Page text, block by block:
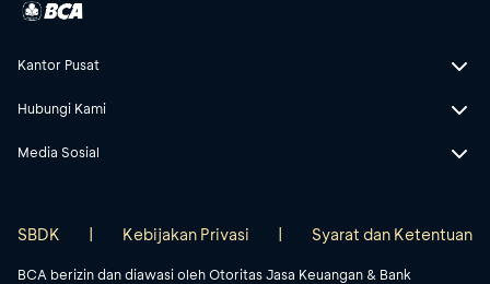
Kantor Pusat
Hubungi Kami
Media Sosial
BCA berizin dan diawasi oleh Otoritas Jasa Keuangan & Bank
SBDK | Kebijakan Privasi | Syarat dan Ketentuan